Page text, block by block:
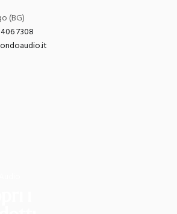
(BG)
7308